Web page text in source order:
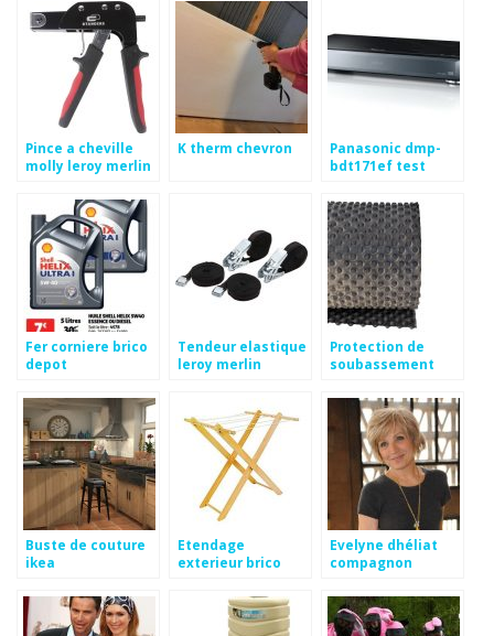
Pince a cheville
molly leroy merlin
K therm chevron
Panasonic dmp-
bdt171ef test
Fer corniere brico
depot
Tendeur elastique
leroy merlin
Protection de
soubassement
Buste de couture
ikea
Etendage
exterieur brico
Evelyne dhéliat
compagnon